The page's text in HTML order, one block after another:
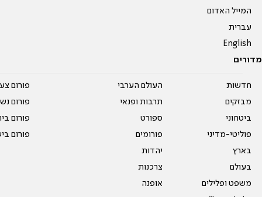
המייל האדום
עברית
English
מדורים
חדשות
מבזקים
ביטחוני
פוליטי-מדיני
בארץ
בעולם
משפט ופלילים
העולם הערבי
תרבות ופנאי
ספורט
פורומים
יהדות
צרכנות
אופנה
פורום
פורום
פורום
פורום